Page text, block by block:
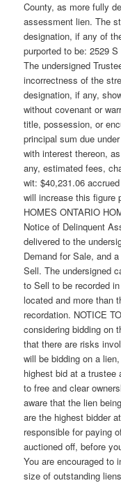
County, as more fully
assessment lien. The
designation, if any of
purported to be: 2529
The undersigned
incorrectness of the
designation, if any,
without covenant or
title, possession, or
principal sum due
with interest thereon,
any, estimated fees,
wit: $40,231.06
will increase this figure
HOMES ONTARIO
Notice of Delinquent
delivered to the
Demand for Sale, and
Sell. The undersigned
to Sell to be recorded
located and more than
recordation. NOTICE
considering bidding on
that there are risks
will be bidding on a
highest bid at a
to free and clear
aware that the lien
are the highest bidder
responsible for paying
auctioned off, before
You are encouraged to
size of outstanding